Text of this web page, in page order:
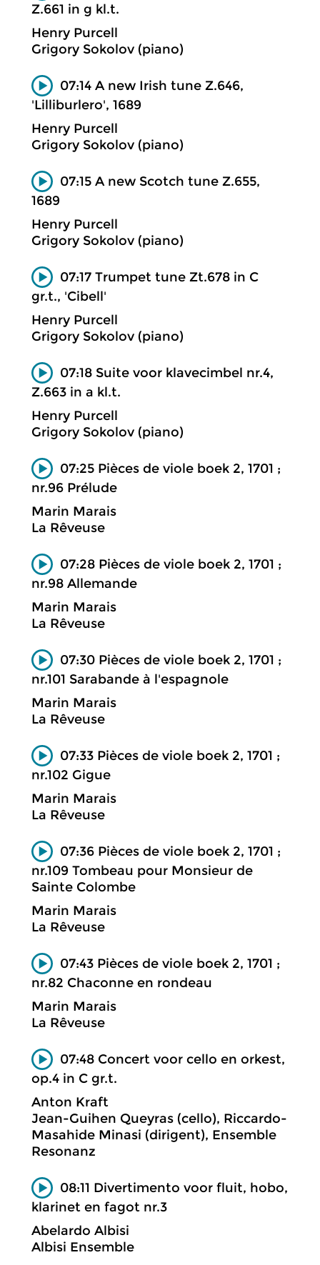
Z.661 in g kl.t.
Henry Purcell
Grigory Sokolov (piano)
07:14 A new Irish tune Z.646,
'Lilliburlero', 1689
Henry Purcell
Grigory Sokolov (piano)
07:15 A new Scotch tune Z.655,
1689
Henry Purcell
Grigory Sokolov (piano)
07:17 Trumpet tune Zt.678 in C
gr.t., 'Cibell'
Henry Purcell
Grigory Sokolov (piano)
07:18 Suite voor klavecimbel nr.4,
Z.663 in a kl.t.
Henry Purcell
Grigory Sokolov (piano)
07:25 Pièces de viole boek 2, 1701 ;
nr.96 Prélude
Marin Marais
La Rêveuse
07:28 Pièces de viole boek 2, 1701 ;
nr.98 Allemande
Marin Marais
La Rêveuse
07:30 Pièces de viole boek 2, 1701 ;
nr.101 Sarabande à l'espagnole
Marin Marais
La Rêveuse
07:33 Pièces de viole boek 2, 1701 ;
nr.102 Gigue
Marin Marais
La Rêveuse
07:36 Pièces de viole boek 2, 1701 ;
nr.109 Tombeau pour Monsieur de
Sainte Colombe
Marin Marais
La Rêveuse
07:43 Pièces de viole boek 2, 1701 ;
nr.82 Chaconne en rondeau
Marin Marais
La Rêveuse
07:48 Concert voor cello en orkest,
op.4 in C gr.t.
Anton Kraft
Jean-Guihen Queyras (cello), Riccardo-
Masahide Minasi (dirigent), Ensemble
Resonanz
08:11 Divertimento voor fluit, hobo,
klarinet en fagot nr.3
Abelardo Albisi
Albisi Ensemble